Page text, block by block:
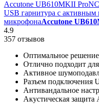
USB гарнитура с
микрофонаAccutone
4.9
357 отзывов
Оптимальное
Отлично подходит
Активное
Разъем подключения
Антивандальное
Акустическая защита